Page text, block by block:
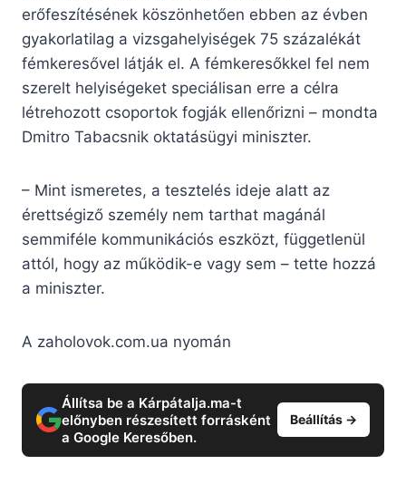
erőfeszítésének köszönhetően ebben az évben
gyakorlatilag a vizsgahelyiségek 75 százalékát
fémkeresővel látják el. A fémkeresőkkel fel nem
szerelt helyiségeket speciálisan erre a célra
létrehozott csoportok fogják ellenőrizni – mondta
Dmitro Tabacsnik oktatásügyi miniszter.
– Mint ismeretes, a tesztelés ideje alatt az
érettségiző személy nem tarthat magánál
semmiféle kommunikációs eszközt, függetlenül
attól, hogy az működik-e vagy sem – tette hozzá
a miniszter.
A zaholovok.com.ua nyomán
Állítsa be a Kárpátalja.ma-t
előnyben részesített forrásként
a Google Keresőben.
Beállítás →